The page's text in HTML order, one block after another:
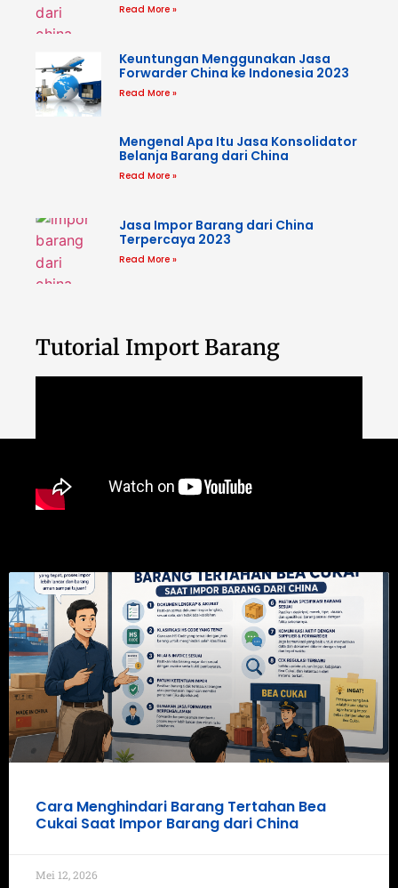
Read More »
Keuntungan Menggunakan Jasa
Forwarder China ke Indonesia 2023
Read More »
Mengenal Apa Itu Jasa Konsolidator
Belanja Barang dari China
Read More »
Jasa Impor Barang dari China
Terpercaya 2023
Read More »
Tutorial Import Barang
Cara Menghindari Barang Tertahan Bea
Cukai Saat Impor Barang dari China
Mei 12, 2026